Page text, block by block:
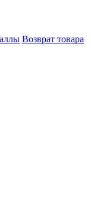
Возврат товара